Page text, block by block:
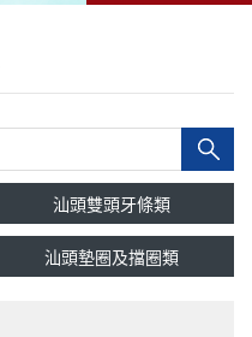
汕頭雙頭牙條類
汕頭墊圈及擋圈類